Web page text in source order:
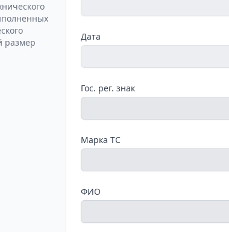
размер
Дата
Гос. рег. знак
Марка ТС
ФИО